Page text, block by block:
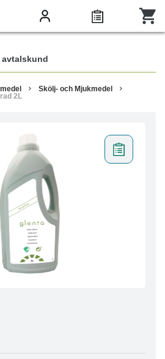
avtalskund
Skölj- och Mjukmedel
2L